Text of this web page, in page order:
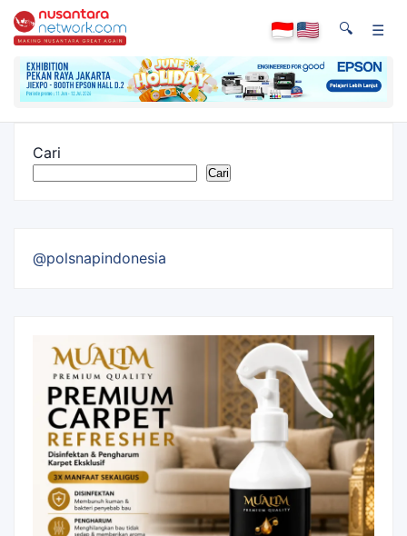
🔍 ☰
Cari
Cari
@polsnapindonesia